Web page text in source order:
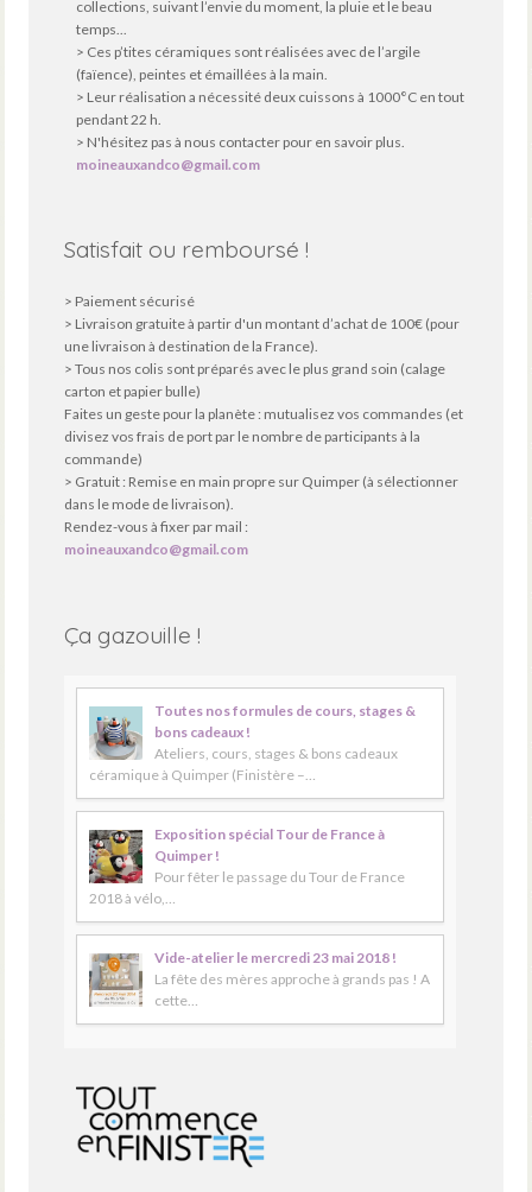
collections, suivant l’envie du moment, la pluie et le beau
temps...
> Ces p’tites céramiques sont réalisées avec de l’argile
(faïence), peintes et émaillées à la main.
> Leur réalisation a nécessité deux cuissons à 1000°C en tout
pendant 22 h.
> N'hésitez pas à nous contacter pour en savoir plus.
moineauxandco@gmail.com
Satisfait ou remboursé !
> Paiement sécurisé
> Livraison gratuite à partir d'un montant d’achat de 100€ (pour
une livraison à destination de la France).
> Tous nos colis sont préparés avec le plus grand soin (calage
carton et papier bulle)
Faites un geste pour la planète : mutualisez vos commandes (et
divisez vos frais de port par le nombre de participants à la
commande)
> Gratuit : Remise en main propre sur Quimper (à sélectionner
dans le mode de livraison).
Rendez-vous à fixer par mail :
moineauxandco@gmail.com
Ça gazouille !
Toutes nos formules de cours, stages &
bons cadeaux !
Ateliers, cours, stages & bons cadeaux
céramique à Quimper (Finistère –…
Exposition spécial Tour de France à
Quimper !
Pour fêter le passage du Tour de France
2018 à vélo,…
Vide-atelier le mercredi 23 mai 2018 !
La fête des mères approche à grands pas ! A
cette…